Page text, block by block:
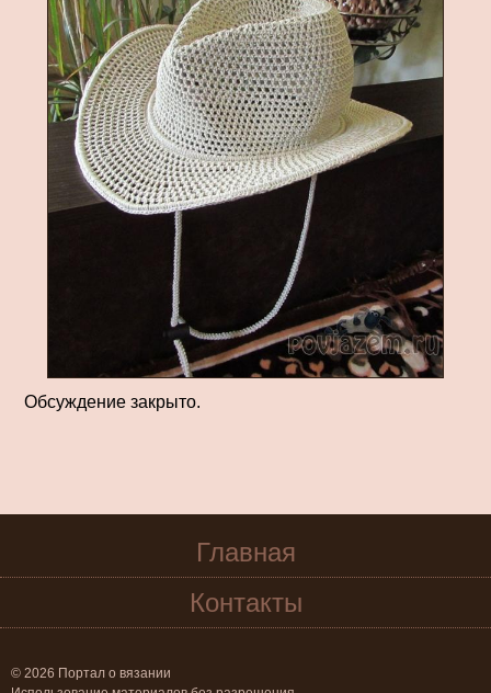
Обсуждение закрыто.
Главная
Контакты
© 2026 Портал о вязании